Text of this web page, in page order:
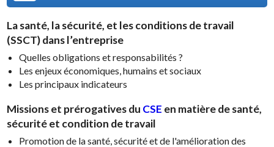
Lasanté, la sécurité, et les conditions de travail
(SSCT)dans l’entreprise
Quelles obligations et responsabilités ?
Les enjeux économiques, humains et sociaux
Les principaux indicateurs
Missions et prérogatives du CSE en matière de santé,
sécurité et condition de travail
Promotion de la santé, sécurité et de l'amélioration des